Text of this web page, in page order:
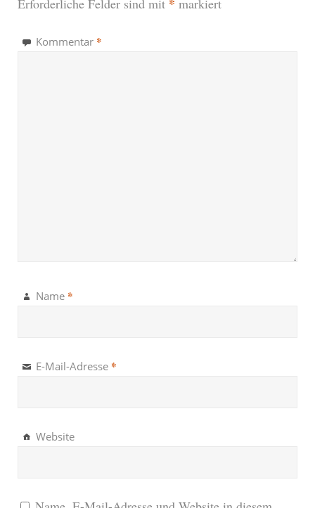
Erforderliche Felder sind mit markiert
Kommentar *
Name *
E-Mail-Adresse *
Website